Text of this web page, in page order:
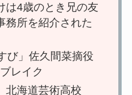
は4歳のとき兄の友
務所を紹介された
び」佐久間菜摘役
レイク
北海道芸術高校